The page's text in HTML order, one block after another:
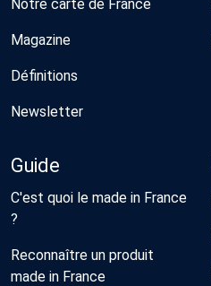
Notre carte de France
Magazine
Définitions
Newsletter
Guide
C'est quoi le made in France
?
Reconnaître un produit
made in France